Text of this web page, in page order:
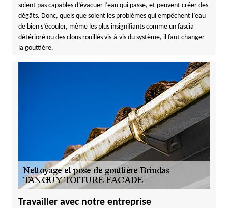
soient pas capables d’évacuer l’eau qui passe, et peuvent créer des
dégâts. Donc, quels que soient les problèmes qui empêchent l’eau
de bien s’écouler, même les plus insignifiants comme un fascia
détérioré ou des clous rouillés vis-à-vis du système, il faut changer
la gouttière.
Travailler avec notre entreprise